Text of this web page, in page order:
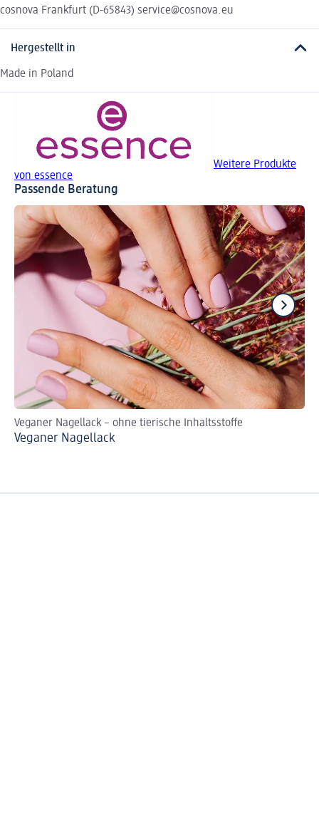
cosnova Frankfurt (D-65843) service@cosnova.eu
Hergestellt in
Made in Poland
Weitere Produkte
von essence
Passende Beratung
Veganer Nagellack – ohne tierische Inhaltsstoffe
Veganer Nagellack